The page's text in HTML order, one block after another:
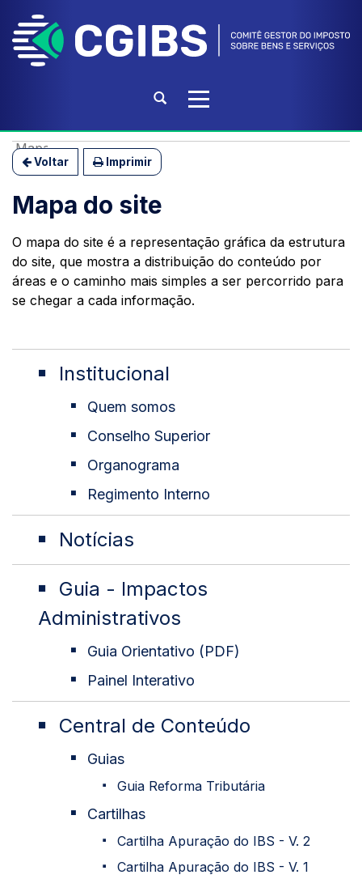
para
conteúdo
menu
Alterna
navegação
Abrir
busca
Início
do
conteúdo
Mapa do site
Voltar Imprimir
Mapa do site
O mapa do site é a representação gráfica da estrutura
do site, que mostra a distribuição do conteúdo por
áreas e o caminho mais simples a ser percorrido para
se chegar a cada informação.
Institucional
Quem somos
Conselho Superior
Organograma
Regimento Interno
Notícias
Guia - Impactos
Administrativos
Guia Orientativo (PDF)
Painel Interativo
Central de Conteúdo
Guias
Guia Reforma Tributária
Cartilhas
Cartilha Apuração do IBS - V. 2
Cartilha Apuração do IBS - V. 1